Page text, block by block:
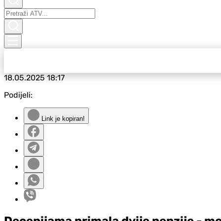
18.05.202518:17
Podijeli:
Link je kopiran!